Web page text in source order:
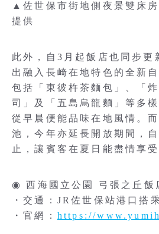
▲佐世保市街地側夜景雙床
提供
此外，自3月起飯店也同步更
出融入長崎在地特色的全新
包括「東彼杵茶麵包」、「
司」及「五島烏龍麵」等多
從早晨便能品味在地風情。
池，今年亦延長開放期間，
止，讓賓客在夏日能盡情享
◉ 西海國立公園 弓張之丘飯
・交通：JR佐世保站港口搭
・官網： https://